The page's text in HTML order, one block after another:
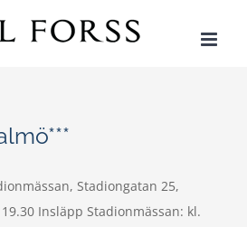
Stadiongatan 25,
Insläpp Stadionmässan: kl.